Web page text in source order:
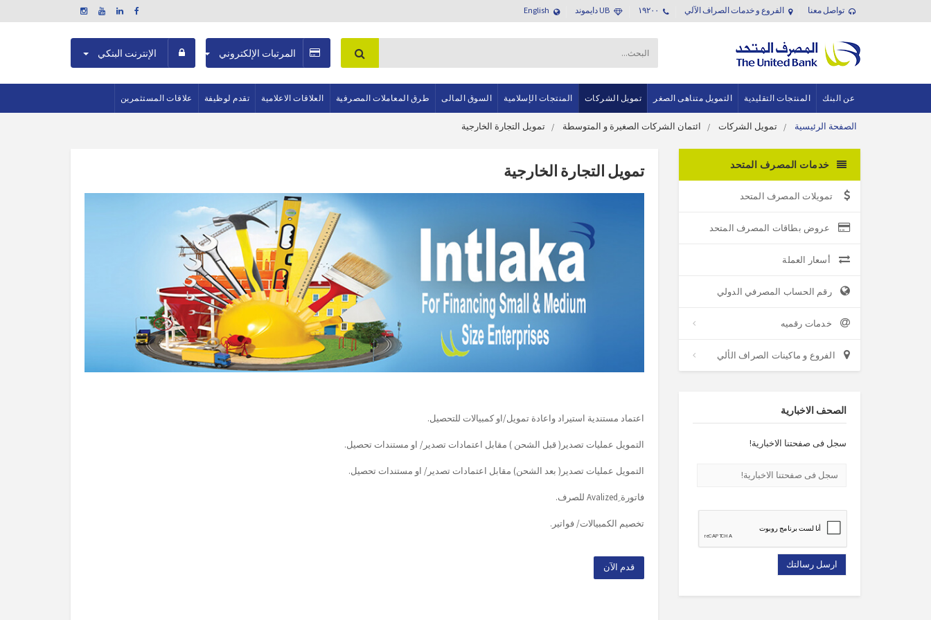
تواصل معنا الفروع و خدمات الصراف الآلي ١٩٢٠٠ UB دايموند English
المرتبات الإلكتروني الإنترنت البنكي
عن البنك المنتجات التقليدية التمويل متناهى الصغر تمويل الشركات المنتجات الإسلامية السوق المالى طرق المعاملات المصرفية العلاقات الاعلامية تقدم لوظيفة علاقات المستثمرين
الصفحة الرئيسية تمويل الشركات ائتمان الشركات الصغيرة و المتوسطة تمويل التجارة الخارجية
خدمات المصرف المتحد
تمويلات المصرف المتحد
عروض بطاقات المصرف المتحد
أسعار العملة
رقم الحساب المصرفي الدولي
خدمات رقميه
الفروع و ماكينات الصراف الألي
الصحف الاخبارية
سجل فى صفحتنا الاخبارية!
تمويل التجارة الخارجية
اعتماد مستندية استيراد واعادة تمويل/او كمبيالات للتحصيل.
التمويل عمليات تصدير( قبل الشحن ) مقابل اعتمادات تصدير/ او مستندات تحصيل.
التمويل عمليات تصدير( بعد الشحن) مقابل اعتمادات تصدير/ او مستندات تحصيل.
فاتورة ِAvalized للصرف.
تخصيم الكمبيالات/ فواتير.
قدم الآن